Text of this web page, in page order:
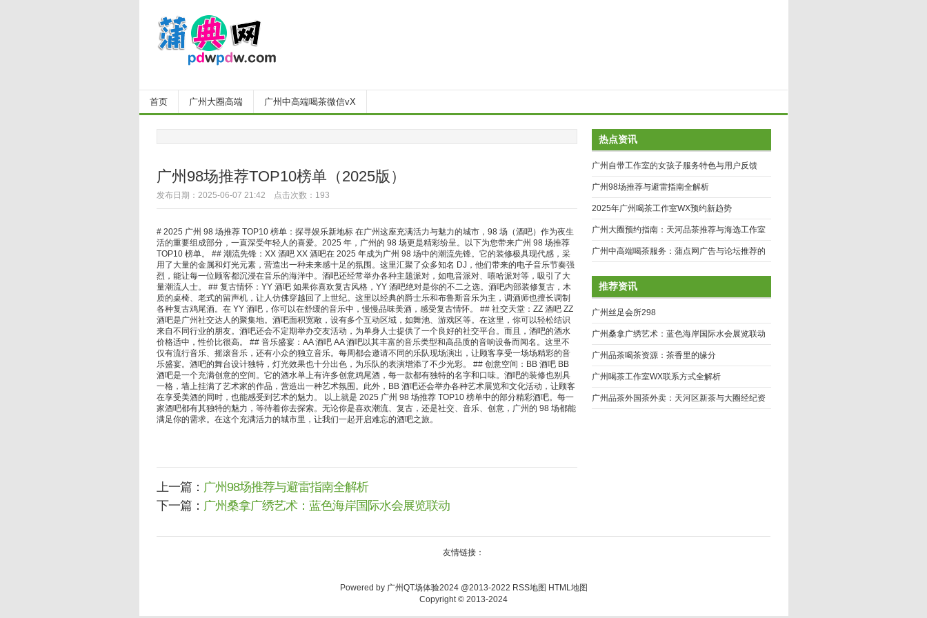
首页 广州大圈高端 广州中高端喝茶微信vX
广州98场推荐TOP10榜单（2025版）
发布日期：2025-06-07 21:42 点击次数：193
# 2025 广州 98 场推荐 TOP10 榜单：探寻娱乐新地标 在广州这座充满活力与魅力的城市，98 场（酒吧）作为夜生
活的重要组成部分，一直深受年轻人的喜爱。2025 年，广州的 98 场更是精彩纷呈。以下为您带来广州 98 场推荐
TOP10 榜单。 ## 潮流先锋：XX 酒吧 XX 酒吧在 2025 年成为广州 98 场中的潮流先锋。它的装修极具现代感，采
用了大量的金属和灯光元素，营造出一种未来感十足的氛围。这里汇聚了众多知名 DJ，他们带来的电子音乐节奏强
烈，能让每一位顾客都沉浸在音乐的海洋中。酒吧还经常举办各种主题派对，如电音派对、嘻哈派对等，吸引了大
量潮流人士。 ## 复古情怀：YY 酒吧 如果你喜欢复古风格，YY 酒吧绝对是你的不二之选。酒吧内部装修复古，木
质的桌椅、老式的留声机，让人仿佛穿越回了上世纪。这里以经典的爵士乐和布鲁斯音乐为主，调酒师也擅长调制
各种复古鸡尾酒。在 YY 酒吧，你可以在舒缓的音乐中，慢慢品味美酒，感受复古情怀。 ## 社交天堂：ZZ 酒吧 ZZ
酒吧是广州社交达人的聚集地。酒吧面积宽敞，设有多个互动区域，如舞池、游戏区等。在这里，你可以轻松结识
来自不同行业的朋友。酒吧还会不定期举办交友活动，为单身人士提供了一个良好的社交平台。而且，酒吧的酒水
价格适中，性价比很高。 ## 音乐盛宴：AA 酒吧 AA 酒吧以其丰富的音乐类型和高品质的音响设备而闻名。这里不
仅有流行音乐、摇滚音乐，还有小众的独立音乐。每周都会邀请不同的乐队现场演出，让顾客享受一场场精彩的音
乐盛宴。酒吧的舞台设计独特，灯光效果也十分出色，为乐队的表演增添了不少光彩。 ## 创意空间：BB 酒吧 BB
酒吧是一个充满创意的空间。它的酒水单上有许多创意鸡尾酒，每一款都有独特的名字和口味。酒吧的装修也别具
一格，墙上挂满了艺术家的作品，营造出一种艺术氛围。此外，BB 酒吧还会举办各种艺术展览和文化活动，让顾客
在享受美酒的同时，也能感受到艺术的魅力。 以上就是 2025 广州 98 场推荐 TOP10 榜单中的部分精彩酒吧。每一
家酒吧都有其独特的魅力，等待着你去探索。无论你是喜欢潮流、复古，还是社交、音乐、创意，广州的 98 场都能
满足你的需求。在这个充满活力的城市里，让我们一起开启难忘的酒吧之旅。
上一篇： 广州98场推荐与避雷指南全解析
下一篇： 广州桑拿广绣艺术：蓝色海岸国际水会展览联动
热点资讯
广州自带工作室的女孩子服务特色与用户反馈
广州98场推荐与避雷指南全解析
2025年广州喝茶工作室WX预约新趋势
广州大圈预约指南：天河品茶推荐与海选工作室
VX入口
广州中高端喝茶服务：蒲点网广告与论坛推荐的
推荐资讯
广州丝足会所298
广州桑拿广绣艺术：蓝色海岸国际水会展览联动
广州品茶喝茶资源：茶香里的缘分
广州喝茶工作室WX联系方式全解析
广州品茶外国茶外卖：天河区新茶与大圈经纪资
友情链接：
Powered by 广州QT场体验2024@2013-2022 RSS地图 HTML地图
Copyright© 2013-2024